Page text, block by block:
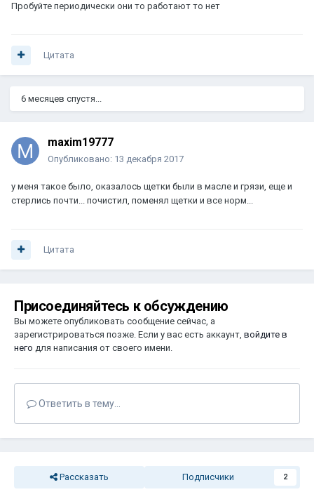
Пробуйте периодически они то работают то нет
Цитата
6 месяцев спустя...
maxim19777
Опубликовано: 13 декабря 2017
у меня такое было, оказалось щетки были в масле и грязи, еще и
стерлись почти... почистил, поменял щетки и все норм...
Цитата
Присоединяйтесь к обсуждению
Вы можете опубликовать сообщение сейчас, а
зарегистрироваться позже. Если у вас есть аккаунт, войдите в
него для написания от своего имени.
Ответить в тему...
Рассказать Подписчики 2